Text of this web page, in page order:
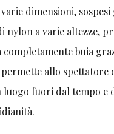
dimensioni, sospesi
nylon a varie altezze,
completamente buia
permette allo spettatore
fuori dal tempo e